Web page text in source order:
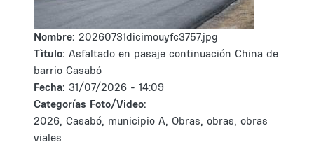
Nombre: 20260731dicimouyfc3757.jpg
Tìtulo: Asfaltado en pasaje continuación China de
barrio Casabó
Fecha: 31/07/2026 - 14:09
Categorías Foto/Video:
2026, Casabó, municipio A, Obras, obras, obras
viales